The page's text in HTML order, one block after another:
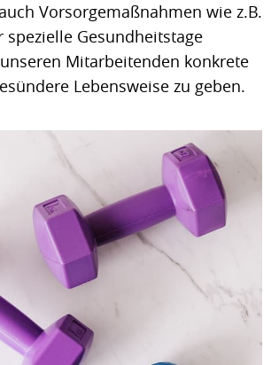
Vorsorgemaßnahmen wie z.B.
Gesundheitstage
Mitarbeitenden konkrete
Lebensweise zu geben.